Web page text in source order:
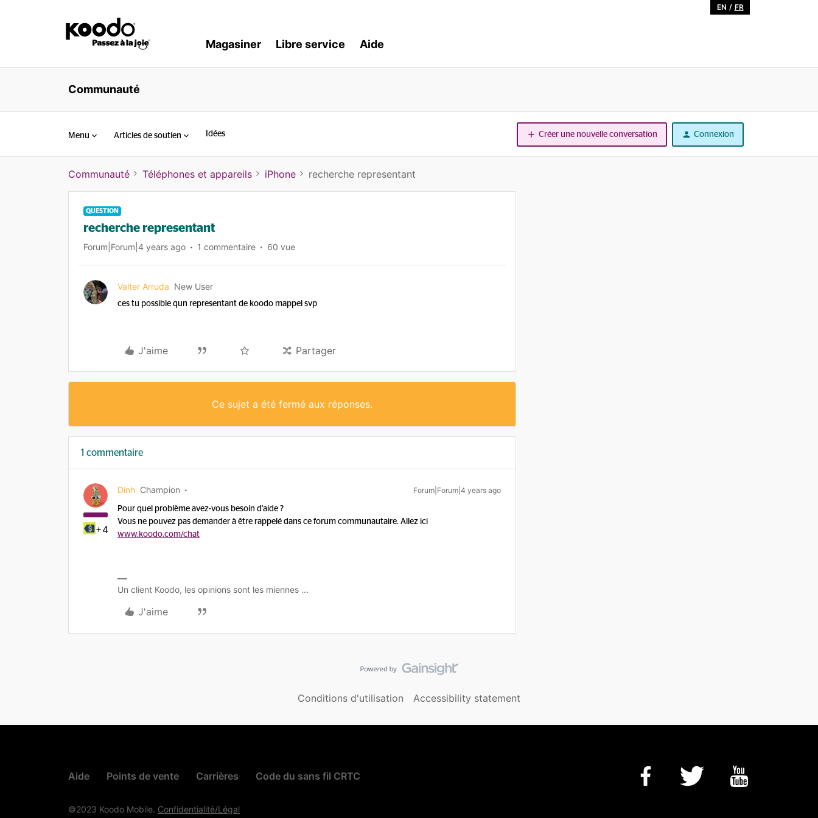
EN / FR
Magasiner Libre service Aide
Communauté
Menu Articles de soutien Idées Créer une nouvelle conversation Connexion
Communauté Téléphones et appareils iPhone recherche representant
QUESTION
recherche representant
Forum|Forum|4 years ago 1 commentaire 60 vue
Valter Arruda New User
ces tu possible qun representant de koodo mappel svp
J'aime Partager
Ce sujet a été fermé aux réponses.
1 commentaire
+4
Dinh Champion Forum|Forum|4 years ago
Pour quel problème avez-vous besoin d'aide ?
Vous ne pouvez pas demander à être rappelé dans ce forum communautaire. Allez ici
www.koodo.com/chat
Un client Koodo, les opinions sont les miennes ...
J'aime
Conditions d'utilisation Accessibility statement
Aide Points de vente Carrières Code du sans fil CRTC
©2023 Koodo Mobile. Confidentialité/Légal